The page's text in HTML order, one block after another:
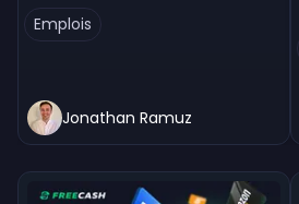
Emplois
Jonathan Ramuz